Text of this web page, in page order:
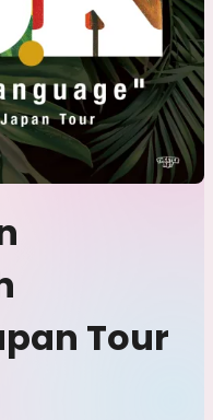
Tour